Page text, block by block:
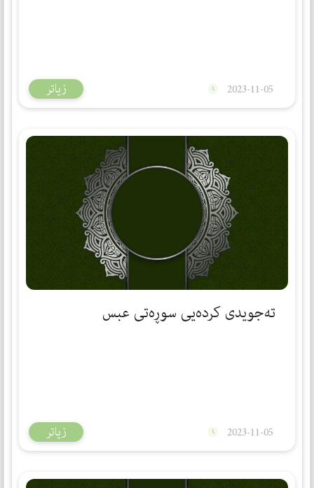
زیاتر 2023-11-05
تەجویدی كردەیی سوڕەتی عبس
زیاتر 2023-11-05